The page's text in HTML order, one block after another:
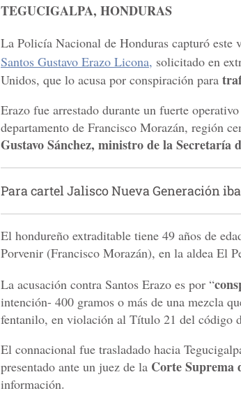
TEGUCIGALPA, HONDURAS
La Policía Nacional de Honduras capturó este
Santos Gustavo Erazo Licona, solicitado en
Unidos, que lo acusa por conspiración para
Erazo fue arrestado durante un fuerte
departamento de Francisco Morazán, región
Gustavo Sánchez, ministro de la Secretaría
Para cartel Jalisco Nueva Generación
El hondureño extraditable tiene 49 años de
Porvenir (Francisco Morazán), en la aldea El
La acusación contra Santos Erazo es por “
intención- 400 gramos o más de una mezcla
fentanilo, en violación al Título 21 del código
El connacional fue trasladado hacia
presentado ante un juez de la Corte Suprema
información.